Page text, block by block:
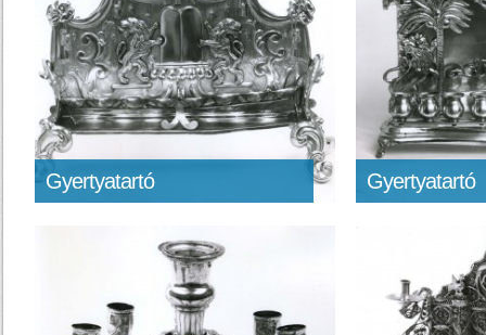
Gyertyatartó Gyertyatartó